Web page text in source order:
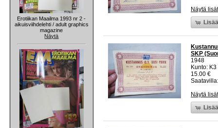
Erotiikan Maailma 1993 nr 2 -
aikuisviihdelehti / adult graphics
magazine
Näytä
Näytä
SKP
1948
Kunto:
15.00 €
Näytä